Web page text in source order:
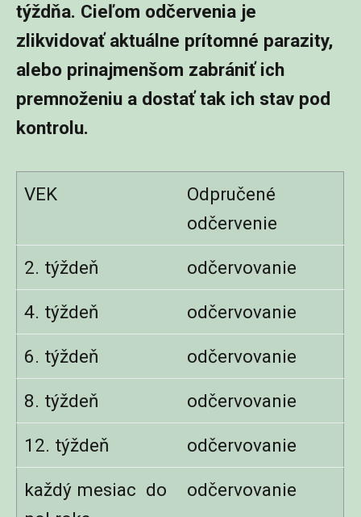
týždňa. Cieľom odčervenia je
zlikvidovať aktuálne prítomné parazity,
alebo prinajmenšom zabrániť ich
premnoženiu a dostať tak ich stav pod
kontrolu.
VEK
Odpručené
odčervenie
2. týždeň odčervovanie
4. týždeň odčervovanie
6. týždeň odčervovanie
8. týždeň odčervovanie
12. týždeň odčervovanie
každý mesiac do
odčervovanie